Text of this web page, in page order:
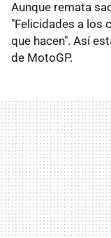
Aunque remata
"Felicidades a los
que hacen". Así
de MotoGP.